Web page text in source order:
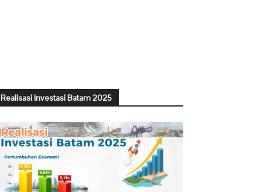
Realisasi Investasi Batam 2025